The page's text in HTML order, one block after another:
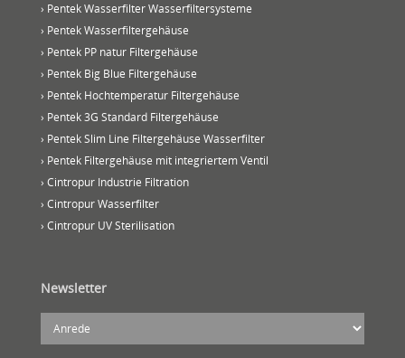
› Pentek Wasserfilter Wasserfiltersysteme
› Pentek Wasserfiltergehäuse
› Pentek PP natur Filtergehäuse
› Pentek Big Blue Filtergehäuse
› Pentek Hochtemperatur Filtergehäuse
› Pentek 3G Standard Filtergehäuse
› Pentek Slim Line Filtergehäuse Wasserfilter
› Pentek Filtergehäuse mit integriertem Ventil
› Cintropur Industrie Filtration
› Cintropur Wasserfilter
› Cintropur UV Sterilisation